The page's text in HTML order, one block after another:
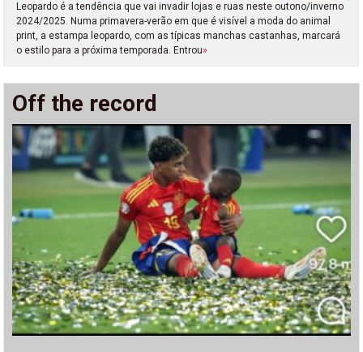
Leopardo é a tendência que vai invadir lojas e ruas neste outono/inverno
2024/2025. Numa primavera-verão em que é visível a moda do animal
print, a estampa leopardo, com as típicas manchas castanhas, marcará
o estilo para a próxima temporada. Entrou»
Off the record